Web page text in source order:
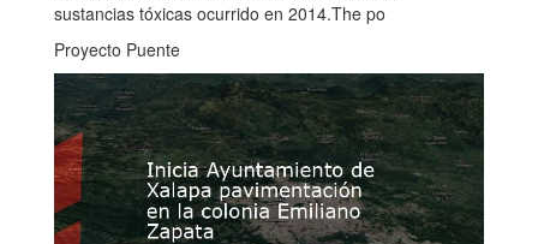
sustancias tóxicas ocurrido en 2014.The po
Proyecto Puente